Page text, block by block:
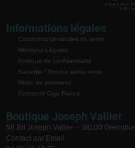
Informations légales
Conditions Générales de vente
Mentions Légales
Politique de confidentialité
Garantie / Service après vente
Mode de paiement
Contacter Ciga France
Boutique Joseph Vallier
58 Bd Joseph Vallier – 38100 Grenoble
Contact par Email